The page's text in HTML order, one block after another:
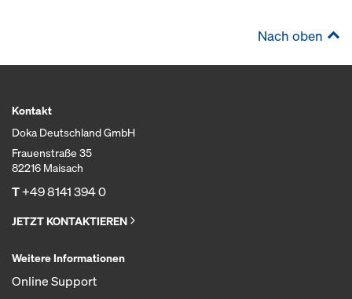
Nach oben
Kontakt
Doka Deutschland GmbH
Frauenstraße 35
82216 Maisach
T+49 8141 394 0
JETZT KONTAKTIEREN
Weitere Informationen
Online Support